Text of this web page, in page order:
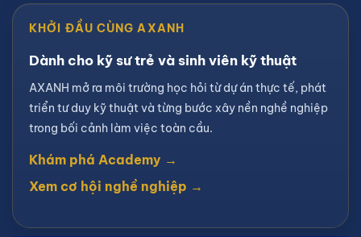
KHỞI ĐẦU CÙNG AXANH
Dành cho kỹ sư trẻ và sinh viên kỹ thuật
AXANH mở ra môi trường học hỏi từ dự án thực tế, phát
triển tư duy kỹ thuật và từng bước xây nền nghề nghiệp
trong bối cảnh làm việc toàn cầu.
Khám phá Academy →
Xem cơ hội nghề nghiệp →